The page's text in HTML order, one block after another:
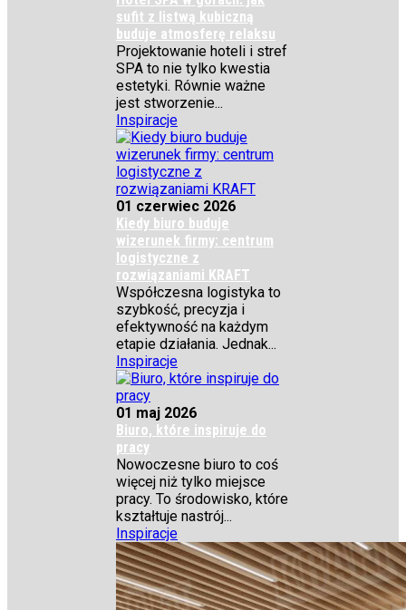
sufit z listwą kubiczną
buduje atmosferę relaksu
Projektowanie hoteli i stref
SPA to nie tylko kwestia
estetyki. Równie ważne
jest stworzenie...
Inspiracje
01 czerwiec 2026
Kiedy biuro buduje
wizerunek firmy: centrum
logistyczne z
rozwiązaniami KRAFT
Współczesna logistyka to
szybkość, precyzja i
efektywność na każdym
etapie działania. Jednak...
Inspiracje
01 maj 2026
Biuro, które inspiruje do
pracy
Nowoczesne biuro to coś
więcej niż tylko miejsce
pracy. To środowisko, które
kształtuje nastrój...
Inspiracje